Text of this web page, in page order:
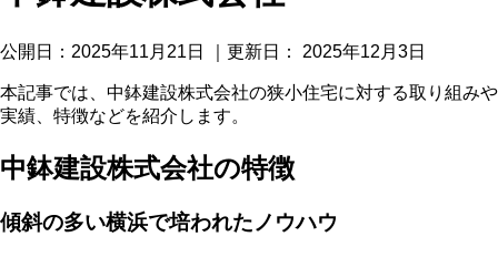
公開日： 2025年11月21日 ｜更新日： 2025年12月3日
本記事では、中鉢建設株式会社の狭小住宅に対する取り組みや
実績、特徴などを紹介します。
中鉢建設株式会社の特徴
傾斜の多い横浜で培われたノウハウ